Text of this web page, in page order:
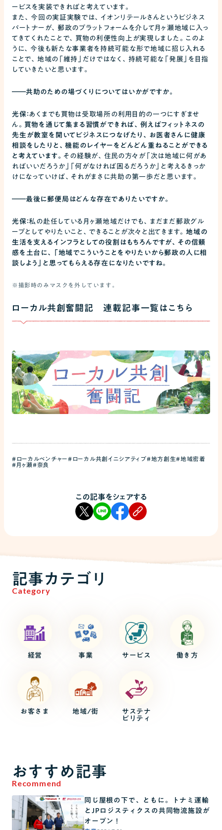
ービスを実装できればと考えています。
また、今回の実証実験では、イオンリテールさんというビジネス
パートナーが、郵政のプラットフォームを介して月ヶ瀬地域に入っ
てきてくれたことで、買物の利便性向上が実現しました。このよ
うに、今後も新たな事業者を持続可能な形で地域に招じ入れる
ことで、地域の「維持」だけではなく、持続可能な「発展」を目指
していきたいと思います。
――共助のための場づくりについてはいかがですか。
光保：あくまでも買物は受取場所の利用目的の一つにすぎませ
ん。 買物を通じて集まる習慣ができれば、例えばフィットネスの
先生が教室を開いてビジネスにつなげたり、お医者さんに健康
相談をしたりと、機能のレイヤーをどんどん重ねることができる
と考えています。その経験が、住民の方々が「次は地域に何があ
ればいいだろうか」「何がなければ困るだろうか」と考えるきっか
けになっていけば、それがまさに共助の第一歩だと思います。
――最後に郵便局はどんな存在でありたいですか。
光保：私の赴任している月ヶ瀬地域だけでも、まだまだ郵政グル
ープとしてやりたいこと、できることが次々と出てきます。 地域の
生活を支えるインフラとしての役割はもちろんですが、その信頼
感を土台に、「地域でこういうことをやりたいから郵政の人に相
談しよう」と思ってもらえる存在になりたいですね。
※撮影時のみマスクを外しています。
ローカル共創奮闘記 連載記事一覧はこちら
#ローカルベンチャー#ローカル共創イニシアティブ#地方創生#地域密着
#月ヶ瀬#奈良
この記事をシェアする
記事カテゴリ
Category
経営 事業 サービス 働き方
お客さま 地域/街
サステナ
ビリティ
おすすめ記事
Recommend
同じ屋根の下で、ともに。トナミ運輸
とJPロジスティクスの共同物流施設が
オープン！